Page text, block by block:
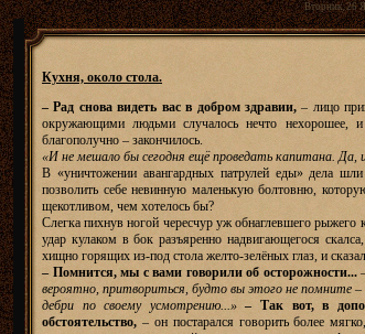
Вторник, 26
Кухня, около стола.
– Рад снова видеть вас в добром здравии, – лицо
окружающими людьми случалось нечто нехорошее,
благополучно – закончилось.
«И не мешало бы сегодня ещё проведать капитана. Да,
В «уничтожении авангардных патрулей еды» дела
позволить себе невинную маленькую болтовню,
щекотливом, чем хотелось бы?
Слегка пихнув ногой чересчур уж обнаглевшего рыжего
удар кулаком в бок разъяренно надвигающегося
хищно горящих из-под стола желто-зелёных глаз, и
– Помнится, мы с вами говорили об осторожности...
вероятно, притвориться, будто вы этого не помните
дебри по своему усмотрению...» – Так вот, в
обстоятельство, – он постарался говорить более